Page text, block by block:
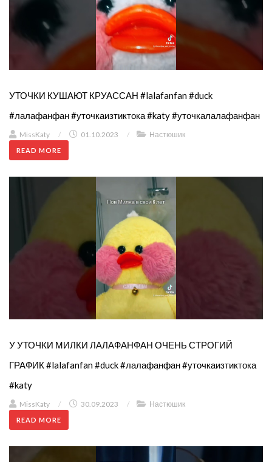
УТОЧКИ КУШАЮТ КРУАССАН #lalafanfan #duck
#лалафанфан #уточкаизтиктока #katy #уточкалалафанфан
MissKaty / 01.10.2023 / Настюшик
READ MORE
У УТОЧКИ МИЛКИ ЛАЛАФАНФАН ОЧЕНЬ СТРОГИЙ
ГРАФИК #lalafanfan #duck #лалафанфан #уточкаизтиктока
#katy
MissKaty / 30.09.2023 / Настюшик
READ MORE